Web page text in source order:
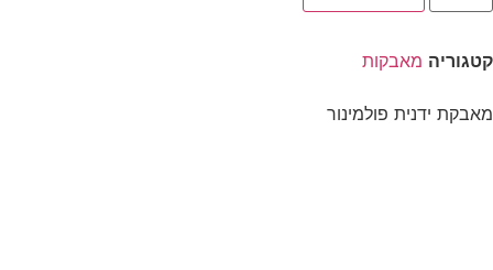
קטגוריה מאבקות
מאבקת ידנית פולמינור